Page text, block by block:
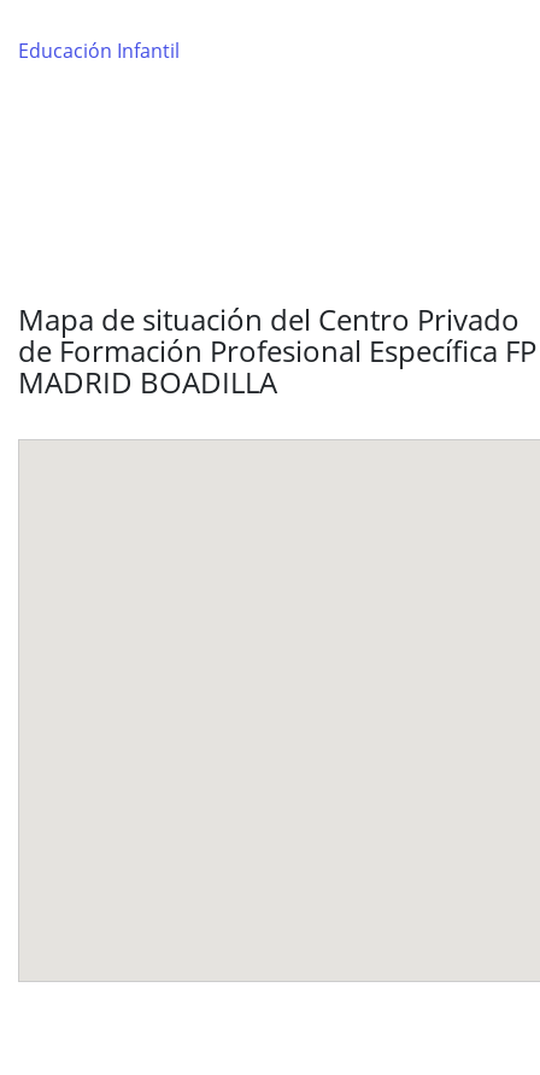
Educación Infantil
Mapa de situación del Centro Privado
de Formación Profesional Específica FP
MADRID BOADILLA